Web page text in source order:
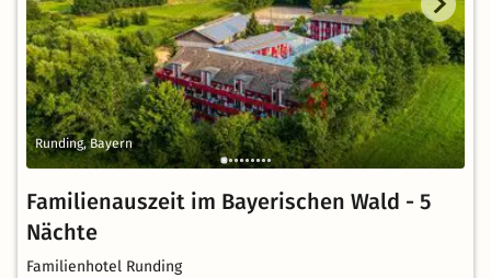
Runding, Bayern
Familienauszeit im Bayerischen Wald - 5
Nächte
Familienhotel Runding